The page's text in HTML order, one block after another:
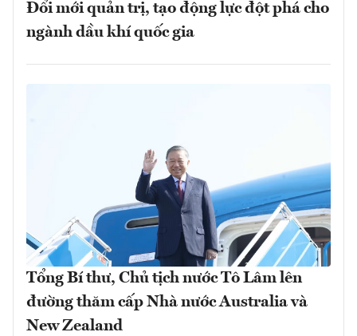
Đổi mới quản trị, tạo động lực đột phá cho
ngành dầu khí quốc gia
Tổng Bí thư, Chủ tịch nước Tô Lâm lên
đường thăm cấp Nhà nước Australia và
New Zealand